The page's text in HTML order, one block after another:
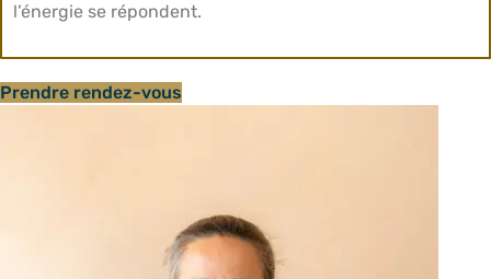
l’énergie se répondent.
Prendre rendez-vous